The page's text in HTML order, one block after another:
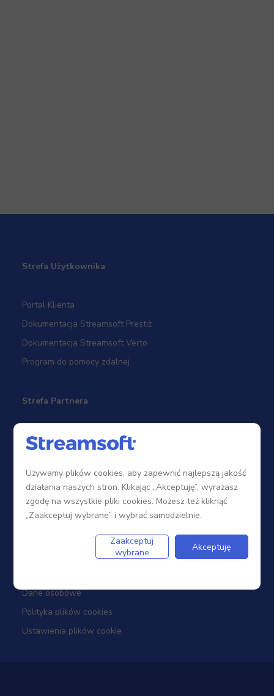
Strefa Użytkownika
Portal Klienta
Dokumentacja Streamsoft Prestiż
Dokumentacja Streamsoft Verto
Program do pomocy zdalnej
Strefa Partnera
Sieć sprzedaży
Szkolenia
Portal Partnera
Dane osobowe
Polityka plików cookies
Ustawienia plików cookie
Używamy plików cookies, aby zapewnić najlepszą jakość
działania naszych stron. Klikając „Akceptuję”, wyrażasz
zgodę na wszystkie pliki cookies. Możesz też kliknąć
„Zaakceptuj wybrane” i wybrać samodzielnie.
Zaakceptuj
wybrane
Akceptuję